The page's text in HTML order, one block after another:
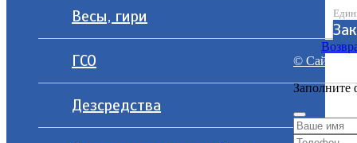
Весы, гири
ГСО
Дезсредства
© Сайт
Заполните